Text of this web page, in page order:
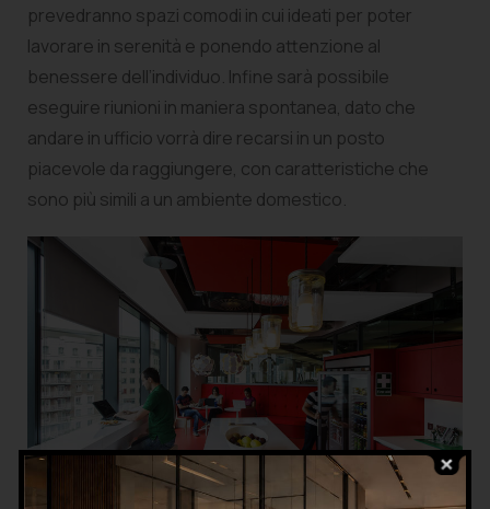
prevedranno spazi comodi in cui ideati per poter
lavorare in serenità e ponendo attenzione al
benessere dell’individuo. Infine sarà possibile
eseguire riunioni in maniera spontanea, dato che
andare in ufficio vorrà dire recarsi in un posto
piacevole da raggiungere, con caratteristiche che
sono più simili a un ambiente domestico.